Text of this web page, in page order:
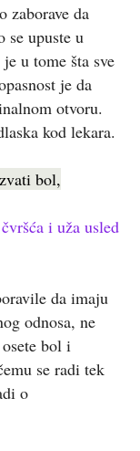
zaborave da
se upuste u
u tome šta sve
je da
otvoru.
kod lekara.
bol,
i uža usled
da imaju
odnosa, ne
bol i
se radi tek
o